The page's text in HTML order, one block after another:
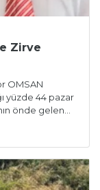
Zirve
OMSAN
yüzde 44 pazar
önde gelen
dört bir
85 araçlık
dört araç